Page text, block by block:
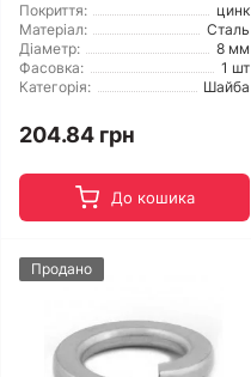
Покриття:
цинк
Матеріал:
Сталь
Діаметр:
8 мм
Фасовка:
1 шт
Категорія:
Шайба
204.84 грн
До кошика
Продано